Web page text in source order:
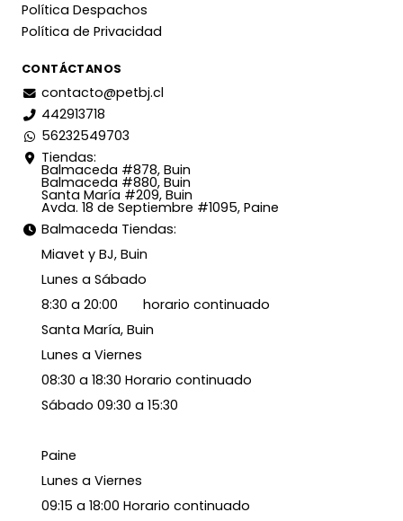
Política Despachos
Política de Privacidad
CONTÁCTANOS
contacto@petbj.cl
442913718
56232549703
Tiendas:
Balmaceda #878, Buin
Balmaceda #880, Buin
Santa María #209, Buin
Avda. 18 de Septiembre #1095, Paine
Balmaceda Tiendas:
Miavet y BJ, Buin
Lunes a Sábado
8:30 a 20:00 horario continuado
Santa María, Buin
Lunes a Viernes
08:30 a 18:30 Horario continuado
Sábado 09:30 a 15:30
Paine
Lunes a Viernes
09:15 a 18:00 Horario continuado